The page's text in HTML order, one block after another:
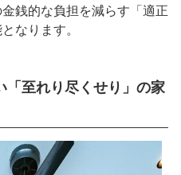
銭的な負担を減らす「適正
なります。
「至れり尽くせり」の家